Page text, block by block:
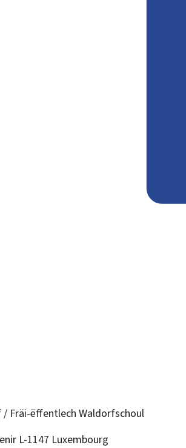
/ Fräi-ëffentlech Waldorfschoul
L-1147 Luxembourg